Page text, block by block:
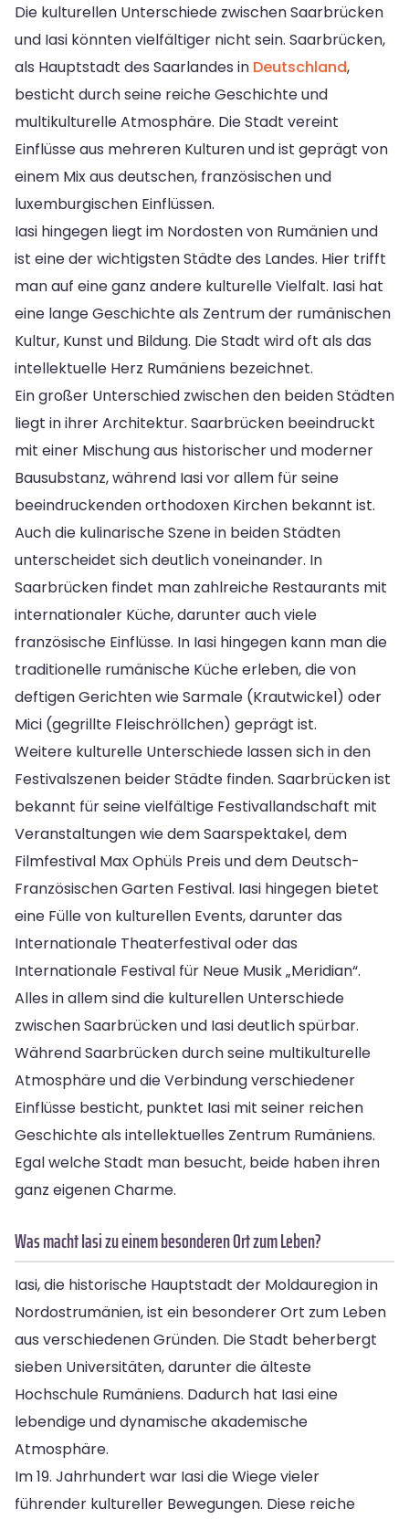
Die kulturellen Unterschiede zwischen Saarbrücken
und Iasi könnten vielfältiger nicht sein. Saarbrücken,
als Hauptstadt des Saarlandes in Deutschland,
besticht durch seine reiche Geschichte und
multikulturelle Atmosphäre. Die Stadt vereint
Einflüsse aus mehreren Kulturen und ist geprägt von
einem Mix aus deutschen, französischen und
luxemburgischen Einflüssen.
Iasi hingegen liegt im Nordosten von Rumänien und
ist eine der wichtigsten Städte des Landes. Hier trifft
man auf eine ganz andere kulturelle Vielfalt. Iasi hat
eine lange Geschichte als Zentrum der rumänischen
Kultur, Kunst und Bildung. Die Stadt wird oft als das
intellektuelle Herz Rumäniens bezeichnet.
Ein großer Unterschied zwischen den beiden Städten
liegt in ihrer Architektur. Saarbrücken beeindruckt
mit einer Mischung aus historischer und moderner
Bausubstanz, während Iasi vor allem für seine
beeindruckenden orthodoxen Kirchen bekannt ist.
Auch die kulinarische Szene in beiden Städten
unterscheidet sich deutlich voneinander. In
Saarbrücken findet man zahlreiche Restaurants mit
internationaler Küche, darunter auch viele
französische Einflüsse. In Iasi hingegen kann man die
traditionelle rumänische Küche erleben, die von
deftigen Gerichten wie Sarmale (Krautwickel) oder
Mici (gegrillte Fleischröllchen) geprägt ist.
Weitere kulturelle Unterschiede lassen sich in den
Festivalszenen beider Städte finden. Saarbrücken ist
bekannt für seine vielfältige Festivallandschaft mit
Veranstaltungen wie dem Saarspektakel, dem
Filmfestival Max Ophüls Preis und dem Deutsch-
Französischen Garten Festival. Iasi hingegen bietet
eine Fülle von kulturellen Events, darunter das
Internationale Theaterfestival oder das
Internationale Festival für Neue Musik „Meridian“.
Alles in allem sind die kulturellen Unterschiede
zwischen Saarbrücken und Iasi deutlich spürbar.
Während Saarbrücken durch seine multikulturelle
Atmosphäre und die Verbindung verschiedener
Einflüsse besticht, punktet Iasi mit seiner reichen
Geschichte als intellektuelles Zentrum Rumäniens.
Egal welche Stadt man besucht, beide haben ihren
ganz eigenen Charme.
Was macht Iasi zu einem besonderen Ort zum Leben?
Iasi, die historische Hauptstadt der Moldauregion in
Nordostrumänien, ist ein besonderer Ort zum Leben
aus verschiedenen Gründen. Die Stadt beherbergt
sieben Universitäten, darunter die älteste
Hochschule Rumäniens. Dadurch hat Iasi eine
lebendige und dynamische akademische
Atmosphäre.
Im 19. Jahrhundert war Iasi die Wiege vieler
führender kultureller Bewegungen. Diese reiche